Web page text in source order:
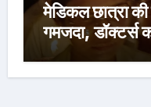
मेडिकल छात्रा
गमजदा, डॉक्टर्स